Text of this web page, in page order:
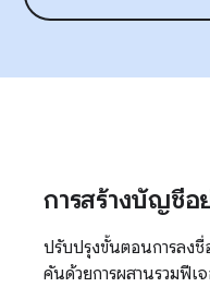
การสร้างบัญชีอย่
ปรับปรุงขั้นตอนการลงชื่
คันด้วยการผสานรวมฟีเ